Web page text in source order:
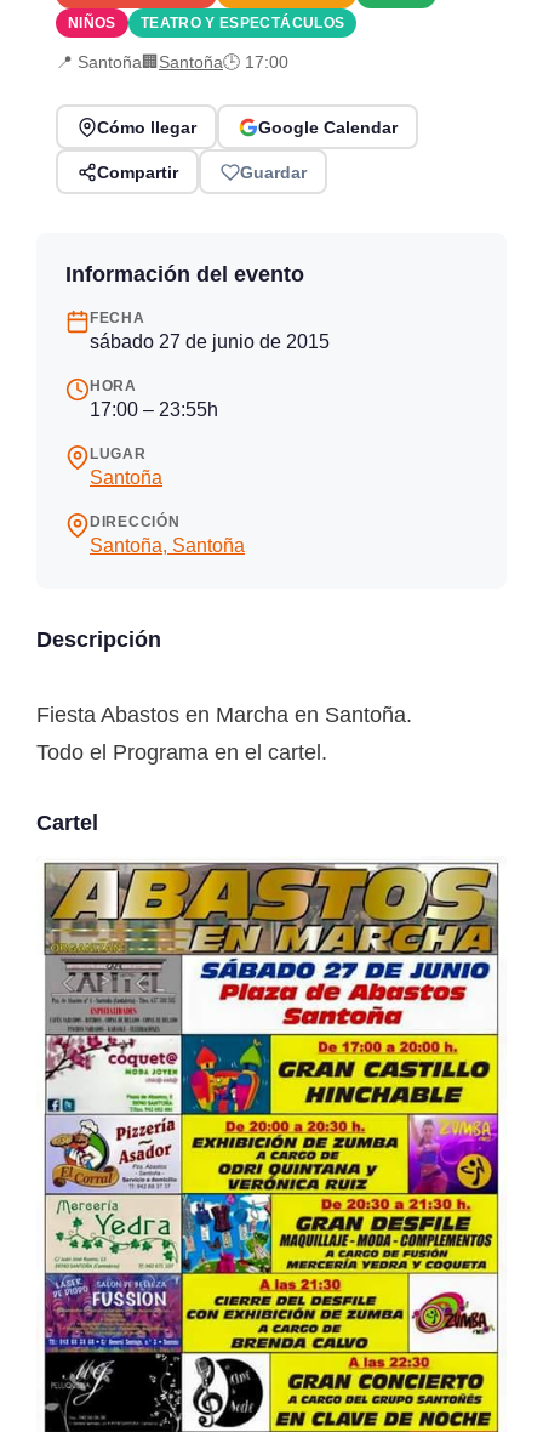
NIÑOS
TEATRO Y ESPECTÁCULOS
📍 Santoña🏢 Santoña🕒 17:00
Cómo llegar Google Calendar
Compartir Guardar
Información del evento
FECHA
sábado 27 de junio de 2015
HORA
17:00 – 23:55h
LUGAR
Santoña
DIRECCIÓN
Santoña, Santoña
Descripción
Fiesta Abastos en Marcha en Santoña.
Todo el Programa en el cartel.
Cartel